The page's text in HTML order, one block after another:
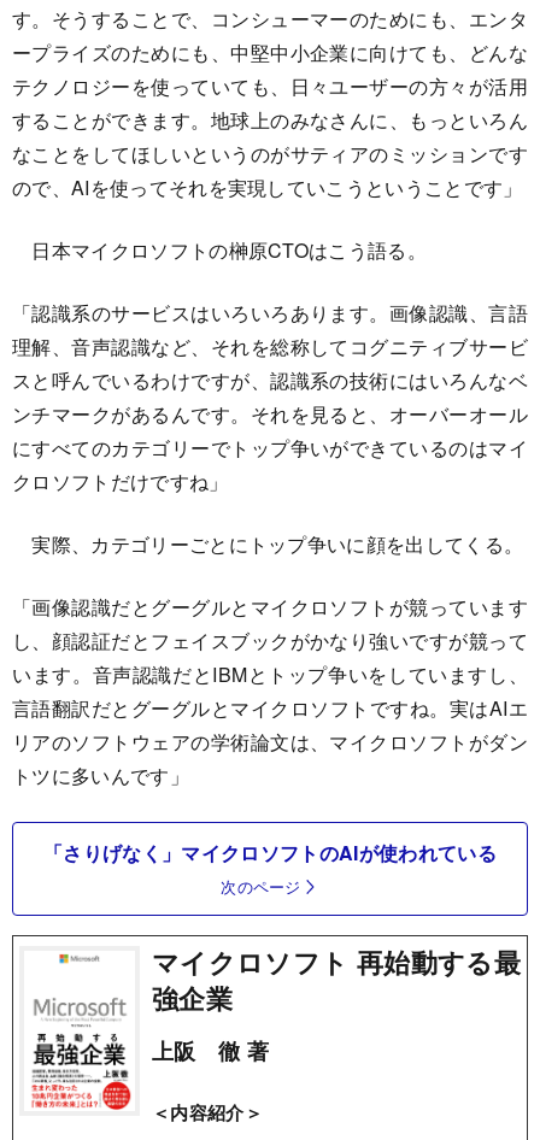
す。そうすることで、コンシューマーのためにも、エンタ
ープライズのためにも、中堅中小企業に向けても、どんな
テクノロジーを使っていても、日々ユーザーの方々が活用
することができます。地球上のみなさんに、もっといろん
なことをしてほしいというのがサティアのミッションです
ので、AIを使ってそれを実現していこうということです」
日本マイクロソフトの榊原CTOはこう語る。
「認識系のサービスはいろいろあります。画像認識、言語
理解、音声認識など、それを総称してコグニティブサービ
スと呼んでいるわけですが、認識系の技術にはいろんなベ
ンチマークがあるんです。それを見ると、オーバーオール
にすべてのカテゴリーでトップ争いができているのはマイ
クロソフトだけですね」
実際、カテゴリーごとにトップ争いに顔を出してくる。
「画像認識だとグーグルとマイクロソフトが競っています
し、顔認証だとフェイスブックがかなり強いですが競って
います。音声認識だとIBMとトップ争いをしていますし、
言語翻訳だとグーグルとマイクロソフトですね。実はAIエ
リアのソフトウェアの学術論文は、マイクロソフトがダン
トツに多いんです」
「さりげなく」マイクロソフトのAIが使われている
次のページ
マイクロソフト 再始動する最
強企業
上阪 徹 著
＜内容紹介＞